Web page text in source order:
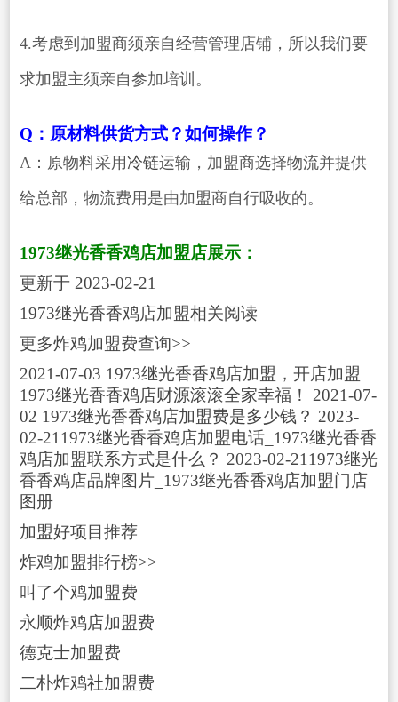
4.考虑到加盟商须亲自经营管理店铺，所以我们要
求加盟主须亲自参加培训。
Q：原材料供货方式？如何操作？
A：原物料采用冷链运输，加盟商选择物流并提供
给总部，物流费用是由加盟商自行吸收的。
1973继光香香鸡店加盟店展示：
更新于 2023-02-21
1973继光香香鸡店加盟相关阅读
更多炸鸡加盟费查询>>
2021-07-03 1973继光香香鸡店加盟，开店加盟
1973继光香香鸡店财源滚滚全家幸福！ 2021-07-
02 1973继光香香鸡店加盟费是多少钱？ 2023-
02-211973继光香香鸡店加盟电话_1973继光香香
鸡店加盟联系方式是什么？ 2023-02-211973继光
香香鸡店品牌图片_1973继光香香鸡店加盟门店
图册
加盟好项目推荐
炸鸡加盟排行榜>>
叫了个鸡加盟费
永顺炸鸡店加盟费
德克士加盟费
二朴炸鸡社加盟费